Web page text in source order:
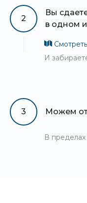
2
Вы
в одном
И
3 Можем
В